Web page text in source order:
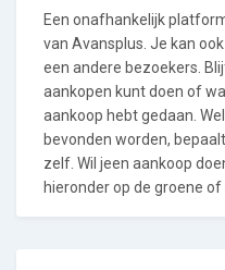
Een onafhankelijk
van Avansplus. Je kan
een andere bezoekers.
aankopen kunt doen of
aankoop hebt gedaan.
bevonden worden,
zelf. Wil jeen aankoop
hieronder op de groene of